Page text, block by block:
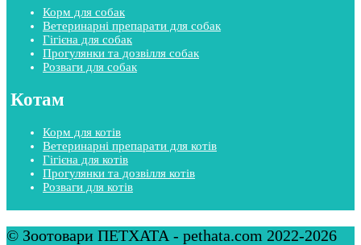
Корм для собак
Ветеринарні препарати для собак
Гігієна для собак
Прогулянки та дозвілля собак
Розваги для собак
Котам
Корм для котів
Ветеринарні препарати для котів
Гігієна для котів
Прогулянки та дозвілля котів
Розваги для котів
© Зоотовари ПЕТХАТА - pethata.com 2022-2026